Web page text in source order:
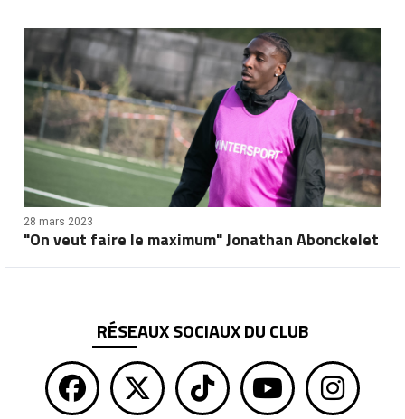
28 mars 2023
"On veut faire le maximum" Jonathan Abonckelet
RÉSEAUX SOCIAUX DU CLUB